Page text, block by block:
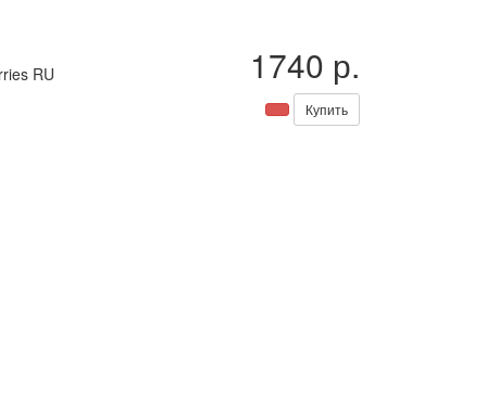
RU 1740 р.
Купить